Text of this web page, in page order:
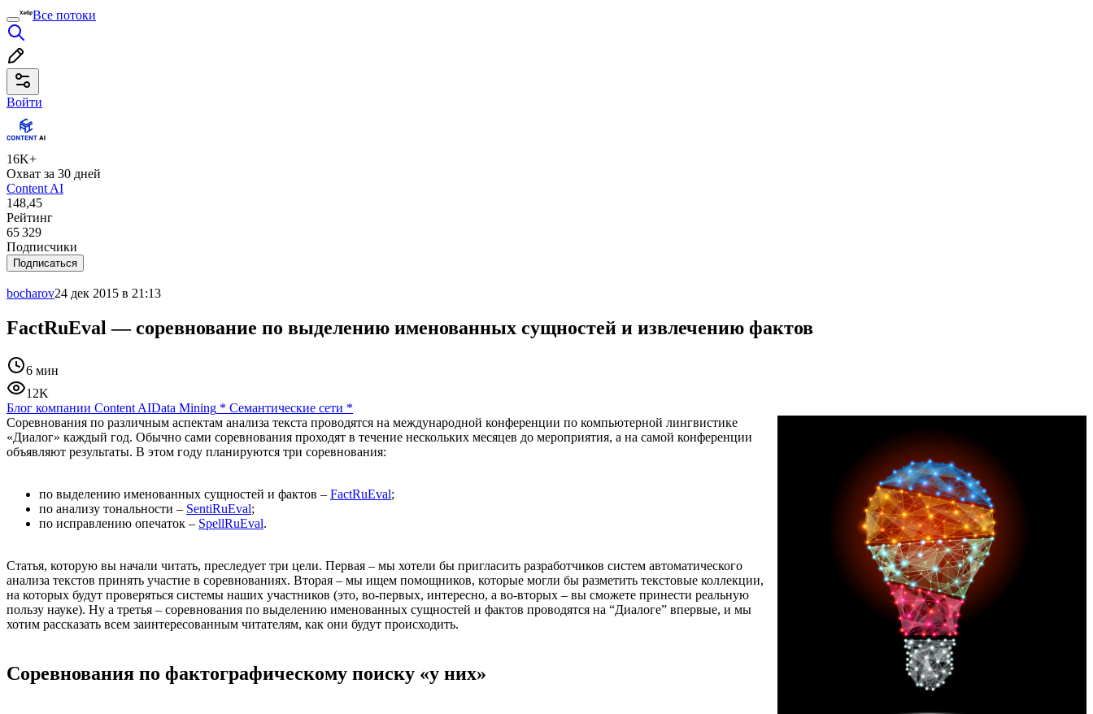
Все потоки
Войти
16K+
Охват за 30 дней
Content AI
148,45
Рейтинг
65 329
Подписчики
Подписаться
bocharov24 дек 2015 в 21:13
FactRuEval — соревнование по выделению именованных сущностей и извлечению фактов
6 мин
12K
Блог компании Content AIData Mining * Семантические сети *
Соревнования по различным аспектам анализа текста проводятся на международной конференции по компьютерной лингвистике
«Диалог» каждый год. Обычно сами соревнования проходят в течение нескольких месяцев до мероприятия, а на самой конференции
объявляют результаты. В этом году планируются три соревнования:
по выделению именованных сущностей и фактов – FactRuEval;
по анализу тональности – SentiRuEval;
по исправлению опечаток – SpellRuEval.
Статья, которую вы начали читать, преследует три цели. Первая – мы хотели бы пригласить разработчиков систем автоматического
анализа текстов принять участие в соревнованиях. Вторая – мы ищем помощников, которые могли бы разметить текстовые коллекции,
на которых будут проверяться системы наших участников (это, во-первых, интересно, а во-вторых – вы сможете принести реальную
пользу науке). Ну а третья – соревнования по выделению именованных сущностей и фактов проводятся на “Диалоге” впервые, и мы
хотим рассказать всем заинтересованным читателям, как они будут происходить.
Соревнования по фактографическому поиску «у них»